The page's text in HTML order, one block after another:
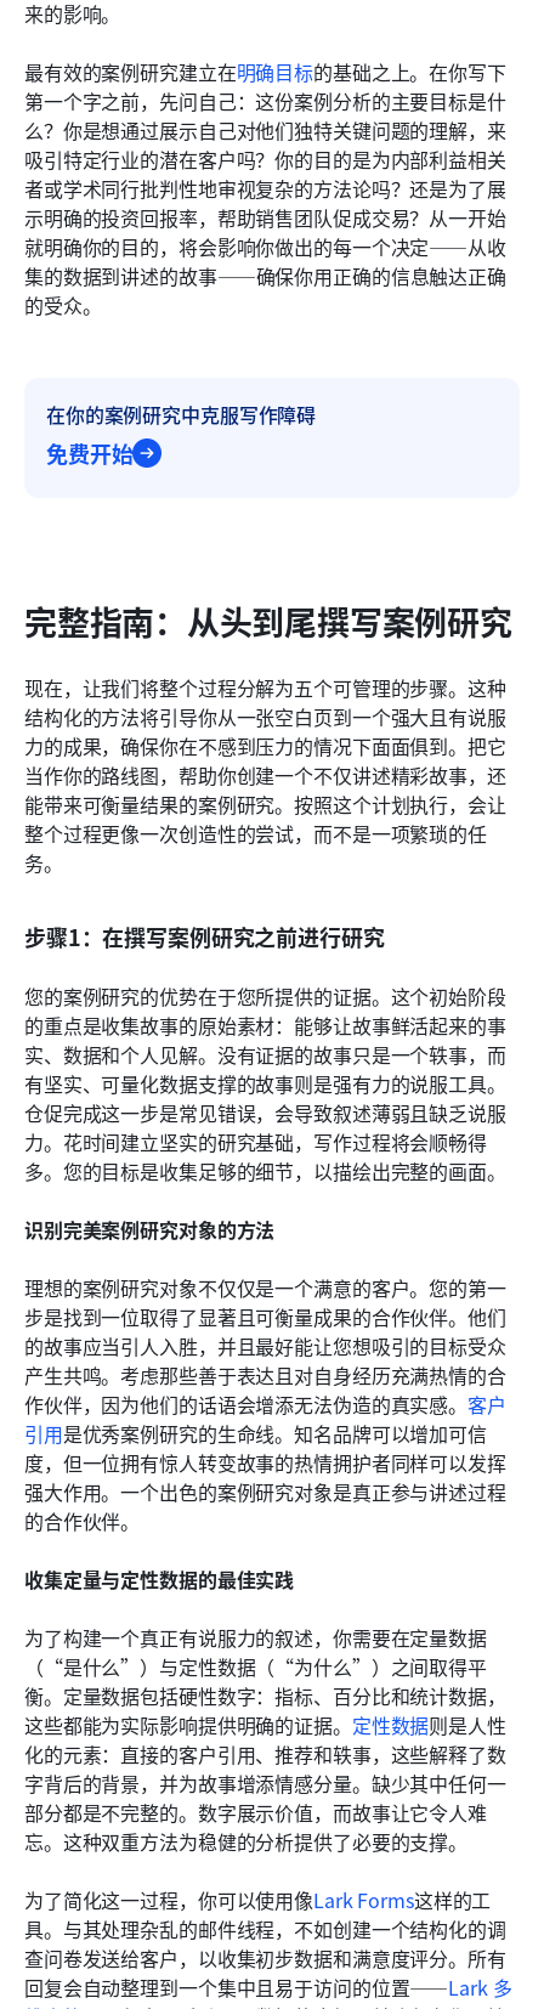
来的影响。
最有效的案例研究建立在明确目标的基础之上。在你写下
第一个字之前，先问自己：这份案例分析的主要目标是什
么？你是想通过展示自己对他们独特关键问题的理解，来
吸引特定行业的潜在客户吗？你的目的是为内部利益相关
者或学术同行批判性地审视复杂的方法论吗？还是为了展
示明确的投资回报率，帮助销售团队促成交易？从一开始
就明确你的目的，将会影响你做出的每一个决定——从收
集的数据到讲述的故事——确保你用正确的信息触达正确
的受众。
在你的案例研究中克服写作障碍
免费开始
完整指南：从头到尾撰写案例研究
现在，让我们将整个过程分解为五个可管理的步骤。这种
结构化的方法将引导你从一张空白页到一个强大且有说服
力的成果，确保你在不感到压力的情况下面面俱到。把它
当作你的路线图，帮助你创建一个不仅讲述精彩故事，还
能带来可衡量结果的案例研究。按照这个计划执行，会让
整个过程更像一次创造性的尝试，而不是一项繁琐的任
务。
步骤1：在撰写案例研究之前进行研究
您的案例研究的优势在于您所提供的证据。这个初始阶段
的重点是收集故事的原始素材：能够让故事鲜活起来的事
实、数据和个人见解。没有证据的故事只是一个轶事，而
有坚实、可量化数据支撑的故事则是强有力的说服工具。
仓促完成这一步是常见错误，会导致叙述薄弱且缺乏说服
力。花时间建立坚实的研究基础，写作过程将会顺畅得
多。您的目标是收集足够的细节，以描绘出完整的画面。
识别完美案例研究对象的方法
理想的案例研究对象不仅仅是一个满意的客户。您的第一
步是找到一位取得了显著且可衡量成果的合作伙伴。他们
的故事应当引人入胜，并且最好能让您想吸引的目标受众
产生共鸣。考虑那些善于表达且对自身经历充满热情的合
作伙伴，因为他们的话语会增添无法伪造的真实感。客户
引用是优秀案例研究的生命线。知名品牌可以增加可信
度，但一位拥有惊人转变故事的热情拥护者同样可以发挥
强大作用。一个出色的案例研究对象是真正参与讲述过程
的合作伙伴。
收集定量与定性数据的最佳实践
为了构建一个真正有说服力的叙述，你需要在定量数据
（“是什么”）与定性数据（“为什么”）之间取得平
衡。定量数据包括硬性数字：指标、百分比和统计数据，
这些都能为实际影响提供明确的证据。 定性数据则是人性
化的元素：直接的客户引用、推荐和轶事，这些解释了数
字背后的背景，并为故事增添情感分量。缺少其中任何一
部分都是不完整的。数字展示价值，而故事让它令人难
忘。这种双重方法为稳健的分析提供了必要的支撑。
为了简化这一过程，你可以使用像Lark Forms这样的工
具。与其处理杂乱的邮件线程，不如创建一个结构化的调
查问卷发送给客户，以收集初步数据和满意度评分。所有
回复会自动整理到一个集中且易于访问的位置——Lark 多